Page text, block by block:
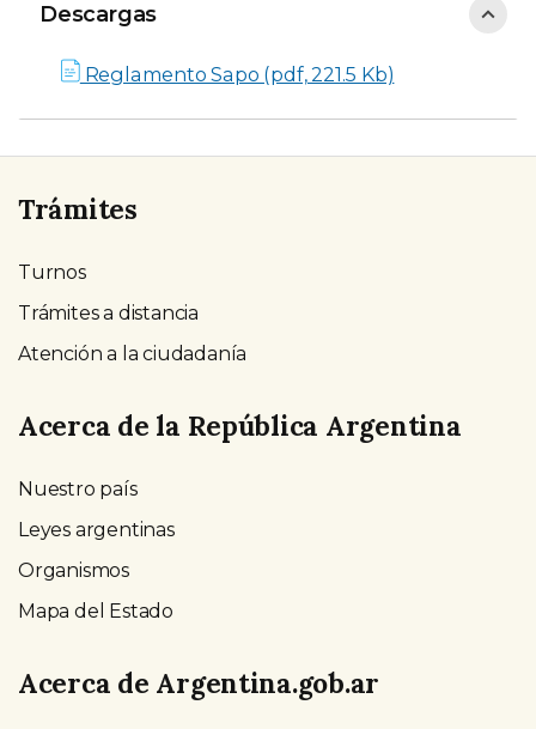
Descargas
Descargas
Reglamento Sapo (pdf, 221.5 Kb)
Trámites
Turnos
Trámites a distancia
Atención a la ciudadanía
Acerca de la República Argentina
Nuestro país
Leyes argentinas
Organismos
Mapa del Estado
Acerca de Argentina.gob.ar